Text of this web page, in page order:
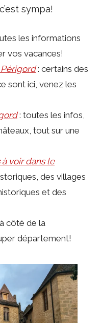
sympa!
les informations
vos vacances!
: certains des
sont ici, venez les
: toutes les infos,
tout sur une
à voir dans le
des villages
et des
côté de la
département!